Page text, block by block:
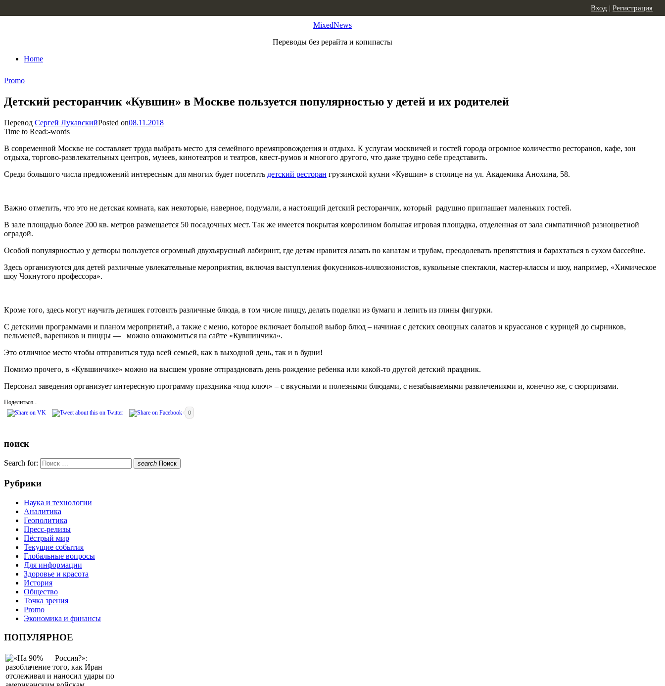
MixedNews
Переводы без рерайта и копипасты
Home
Вход | Регистрация
Promo
Детский ресторанчик «Кувшин» в Москве пользуется популярностью у детей и их родителей
Перевод Сергей ЛукавскийPosted on08.11.2018
Time to Read:-words
В современной Москве не составляет труда выбрать место для семейного времяпровождения и отдыха. К услугам москвичей и гостей города огромное количество ресторанов, кафе, зон
отдыха, торгово-развлекательных центров, музеев, кинотеатров и театров, квест-румов и многого другого, что даже трудно себе представить.
Среди большого числа предложений интересным для многих будет посетить детский ресторан грузинской кухни «Кувшин» в столице на ул. Академика Анохина, 58.
Важно отметить, что это не детская комната, как некоторые, наверное, подумали, а настоящий детский ресторанчик, который радушно приглашает маленьких гостей.
В зале площадью более 200 кв. метров размещается 50 посадочных мест. Так же имеется покрытая ковролином большая игровая площадка, отделенная от зала симпатичной разноцветной
оградой.
Особой популярностью у детворы пользуется огромный двухъярусный лабиринт, где детям нравится лазать по канатам и трубам, преодолевать препятствия и барахтаться в сухом бассейне.
Здесь организуются для детей различные увлекательные мероприятия, включая выступления фокусников-иллюзионистов, кукольные спектакли, мастер-классы и шоу, например, «Химическое
шоу Чокнутого профессора».
Кроме того, здесь могут научить детишек готовить различные блюда, в том числе пиццу, делать поделки из бумаги и лепить из глины фигурки.
С детскими программами и планом мероприятий, а также с меню, которое включает большой выбор блюд – начиная с детских овощных салатов и круассанов с курицей до сырников,
пельменей, вареников и пиццы — можно ознакомиться на сайте «Кувшинчика».
Это отличное место чтобы отправиться туда всей семьей, как в выходной день, так и в будни!
Помимо прочего, в «Кувшинчике» можно на высшем уровне отпраздновать день рождение ребенка или какой-то другой детский праздник.
Персонал заведения организует интересную программу праздника «под ключ» – с вкусными и полезными блюдами, с незабываемыми развлечениями и, конечно же, с сюрпризами.
Поделиться...
0
поиск
Search for: search Поиск
Рубрики
Наука и технологии
Аналитика
Геополитика
Пресс-релизы
Пёстрый мир
Текущие события
Глобальные вопросы
Для информации
Здоровье и красота
История
Общество
Точка зрения
Promo
Экономика и финансы
ПОПУЛЯРНОЕ